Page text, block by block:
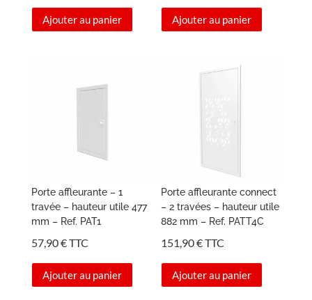
Ajouter au panier Ajouter au panier
Porte affleurante – 1
travée – hauteur utile 477
mm – Ref. PAT1
57,90€TTC
Ajouter au panier
Porte affleurante connect
– 2 travées – hauteur utile
882 mm – Ref. PATT4C
151,90€TTC
Ajouter au panier